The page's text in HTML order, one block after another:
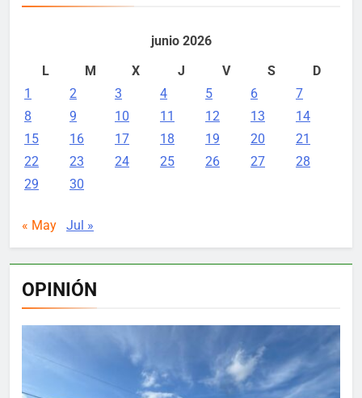
junio 2026
L
M X J V S
D
1
2 3 4 5 6
7
8
9 10 11 12 13
14
15
16 17 18 19 20
21
22
23 24 25 26 27
28
29
30
« May Jul »
OPINIÓN